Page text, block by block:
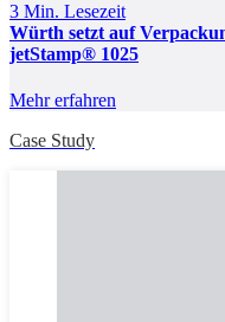
3 Min. Lesezeit
Würth setzt auf
jetStamp® 1025
Mehr erfahren
Case Study